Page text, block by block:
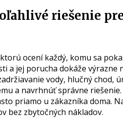
riešenie
ocení každý, komu sa
a jej porucha dokáže
vody, hlučný
a navrhnúť správne
priamo u zákazníka doma.
bez zbytočných nákladov.